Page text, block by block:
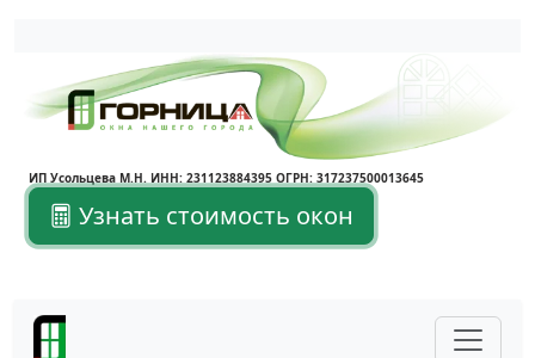
Написать в Max
Написать в Telegram
ИП Усольцева М.Н. ИНН: 231123884395 ОГРН: 317237500013645
Узнать стоимость окон